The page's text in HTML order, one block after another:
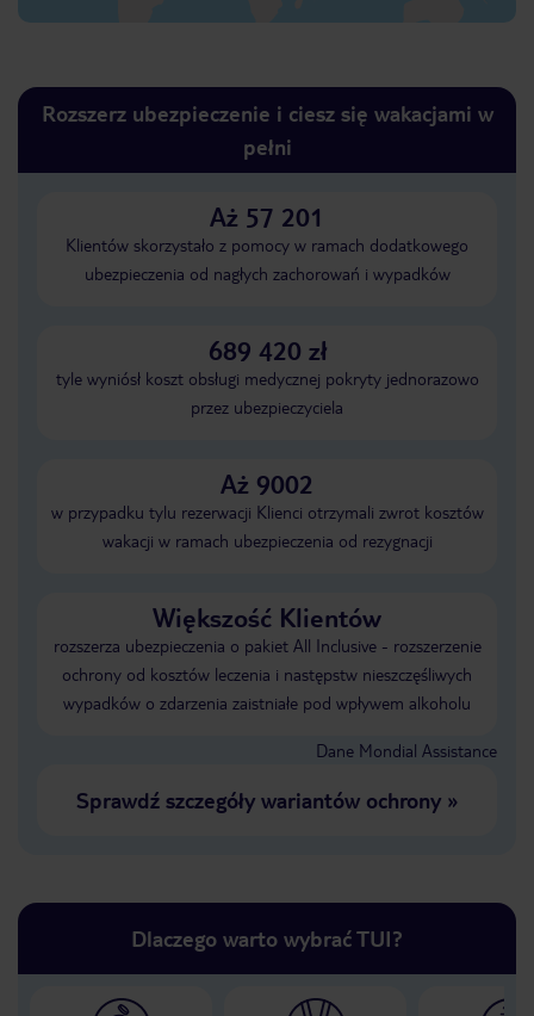
Rozszerz ubezpieczenie i ciesz się wakacjami w
pełni
Aż 57 201
Klientów skorzystało z pomocy w ramach dodatkowego
ubezpieczenia od nagłych zachorowań i wypadków
689 420 zł
tyle wyniósł koszt obsługi medycznej pokryty jednorazowo
przez ubezpieczyciela
Aż 9002
w przypadku tylu rezerwacji Klienci otrzymali zwrot kosztów
wakacji w ramach ubezpieczenia od rezygnacji
Większość Klientów
rozszerza ubezpieczenia o pakiet All Inclusive - rozszerzenie
ochrony od kosztów leczenia i następstw nieszczęśliwych
wypadków o zdarzenia zaistniałe pod wpływem alkoholu
Dane Mondial Assistance
Sprawdź szczegóły wariantów ochrony»
Dlaczego warto wybrać TUI?